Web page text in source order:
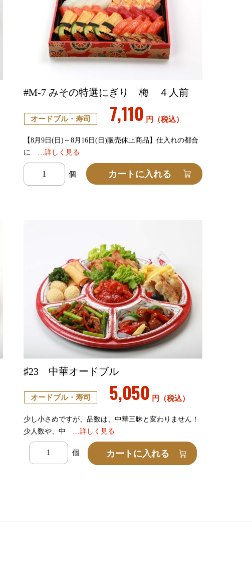
#M-7 みその特選にぎり 梅 ４人前
オードブル・寿司 7,110 円（税込）
【8月9日(日)～8月16日(日)販売休止商品】仕入れの都合
に …詳しく見る
♯23 中華オードブル
オードブル・寿司 5,050 円（税込）
少し小さめですが、品数は、中華三昧と変わりません！
少人数や、中
…詳しく見る